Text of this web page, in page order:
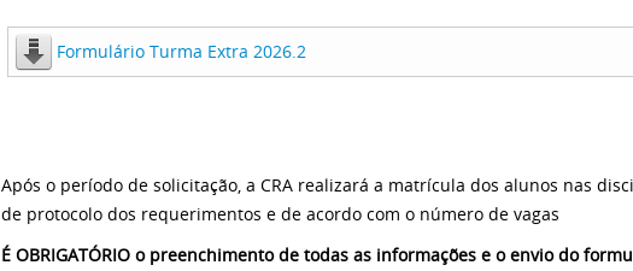
Formulário Turma Extra 2026.2
Após o período de solicitação, a CRA realizará a matrícula dos alunos nas
de protocolo dos requerimentos e de acordo com o número de vagas
É OBRIGATÓRIO o preenchimento de todas as informações e o envio do